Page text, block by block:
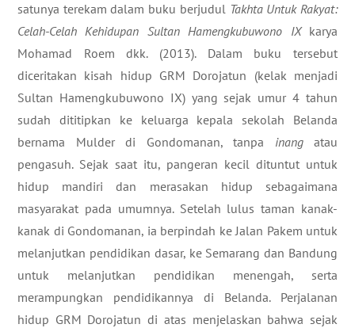
satunya terekam dalam buku berjudul Takhta Untuk Rakyat:
Celah-Celah Kehidupan Sultan Hamengkubuwono IX karya
Mohamad Roem dkk. (2013). Dalam buku tersebut
diceritakan kisah hidup GRM Dorojatun (kelak menjadi
Sultan Hamengkubuwono IX) yang sejak umur 4 tahun
sudah dititipkan ke keluarga kepala sekolah Belanda
bernama Mulder di Gondomanan, tanpa inang atau
pengasuh. Sejak saat itu, pangeran kecil dituntut untuk
hidup mandiri dan merasakan hidup sebagaimana
masyarakat pada umumnya. Setelah lulus taman kanak-
kanak di Gondomanan, ia berpindah ke Jalan Pakem untuk
melanjutkan pendidikan dasar, ke Semarang dan Bandung
untuk melanjutkan pendidikan menengah, serta
merampungkan pendidikannya di Belanda. Perjalanan
hidup GRM Dorojatun di atas menjelaskan bahwa sejak